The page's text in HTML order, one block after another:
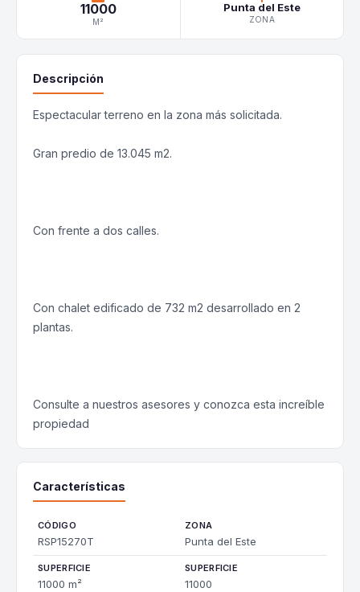
11000
M²
Punta del Este
ZONA
Descripción
Espectacular terreno en la zona más solicitada.
Gran predio de 13.045 m2.
Con frente a dos calles.
Con chalet edificado de 732 m2 desarrollado en 2
plantas.
Consulte a nuestros asesores y conozca esta increíble
propiedad
Características
CÓDIGO
RSP15270T
ZONA
Punta del Este
SUPERFICIE
11000 m²
SUPERFICIE
11000